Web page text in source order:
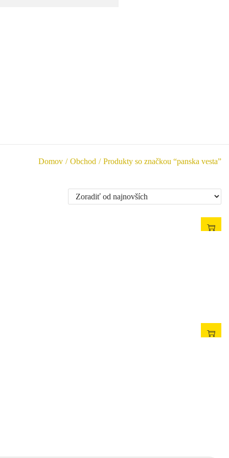
Domov / Obchod / Produkty so značkou “panska vesta”